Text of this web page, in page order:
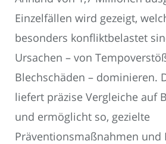
Einzelfällen wird gezeigt,
besonders konfliktbelastet
Ursachen – von
Blechschäden – dominieren.
liefert präzise Vergleiche auf
und ermöglicht so, gezielte
Präventionsmaßnahmen und